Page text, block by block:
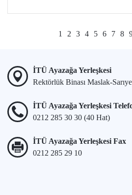
1 2 3 4 5 6 7 8
İTÜ Ayazağa Yerleşkesi
Rektörlük Binası Maslak-
İTÜ Ayazağa Yerleşkesi
0212 285 30 30 (40 Hat)
İTÜ Ayazağa Yerleşkesi Fax
0212 285 29 10